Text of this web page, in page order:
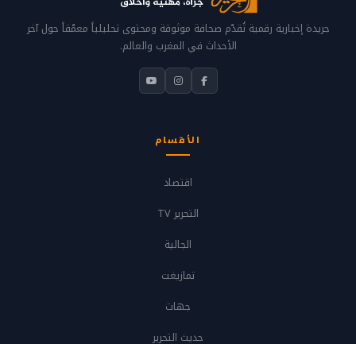
جريدة إخبارية رقمية تُقدّم صحافة موثوقة ومحتوى تحليلياً معمّقاً حول آخر
الأحداث في المغرب والعالم.
الأقسام
اقتصاد
التحرير TV
الجالية
تمازيغت
جهات
حديث التحرير